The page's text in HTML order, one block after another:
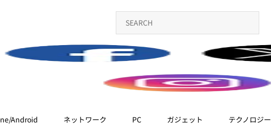
Android ネットワーク PC ガジェット テクノロジー